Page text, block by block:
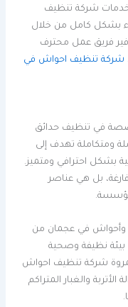
خدمات شركة تنظيف
بشكل كامل من خلال
فريق عمل محترف
شركة تنظيف احواش في
في تنظيف حدائق
ومتكاملة تهدف إلى
بشكل احترافي ومتميز.
بل هي عناصر
مؤسسة.
وأحواش في عجمان من
نظيفة وصحية
شركة تنظيف احواش
والغبار المتراكم